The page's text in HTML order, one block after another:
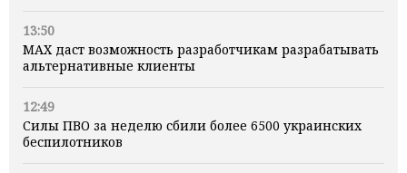
13:50
MAX даст возможность разработчикам разрабатывать
альтернативные клиенты
12:49
Силы ПВО за неделю сбили более 6500 украинских
беспилотников